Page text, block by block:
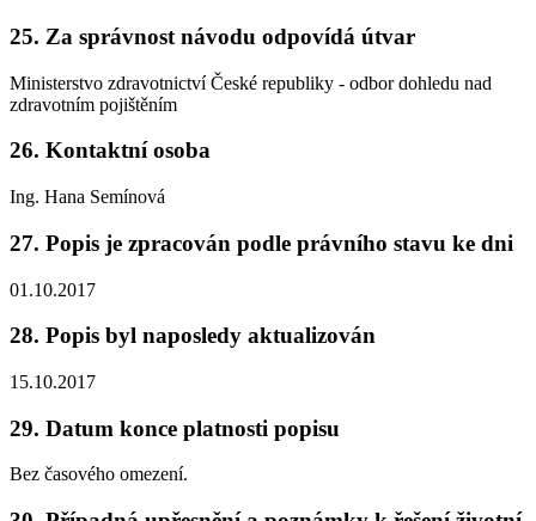
25. Za správnost návodu odpovídá útvar
Ministerstvo zdravotnictví České republiky - odbor dohledu nad
zdravotním pojištěním
26. Kontaktní osoba
Ing. Hana Semínová
27. Popis je zpracován podle právního stavu ke dni
01.10.2017
28. Popis byl naposledy aktualizován
15.10.2017
29. Datum konce platnosti popisu
Bez časového omezení.